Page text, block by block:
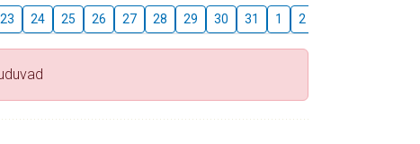
23 24 25 26 27 28 29 30 31 1 2